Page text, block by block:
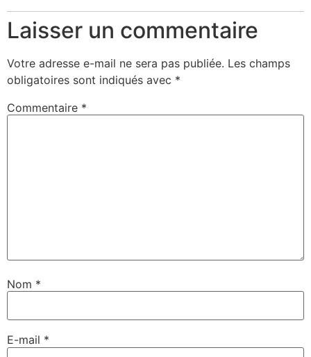
Laisser un commentaire
Votre adresse e-mail ne sera pas publiée. Les champs
obligatoires sont indiqués avec *
Commentaire *
Nom *
E-mail *